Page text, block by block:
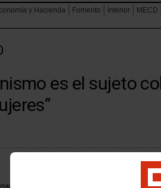
y Hacienda Fomento Interior MECD
es el sujeto